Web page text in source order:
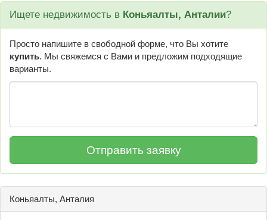
Ищете недвижимость в Коньяалты, Анталии?
Просто напишите в свободной форме, что Вы хотите
купить. Мы свяжемся с Вами и предложим подходящие
варианты.
Коньяалты, Анталия